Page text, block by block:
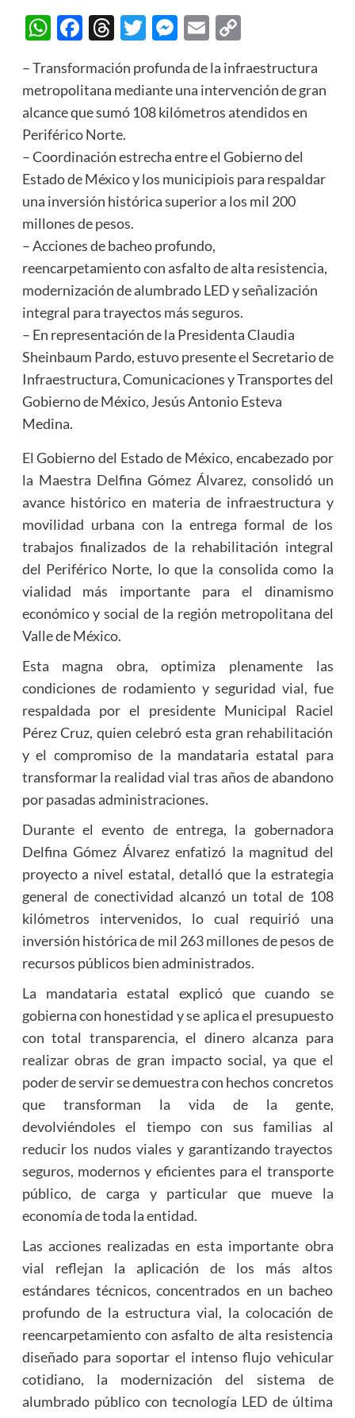
WhatsApp
Facebook
Threads
Twitter
Messenger
EmailCopy
– Transformación profunda de la infraestructura
metropolitana mediante una intervención de gran
alcance que sumó 108 kilómetros atendidos en
Periférico Norte.
– Coordinación estrecha entre el Gobierno del
Estado de México y los municipiois para respaldar
una inversión histórica superior a los mil 200
millones de pesos.
– Acciones de bacheo profundo,
reencarpetamiento con asfalto de alta resistencia,
modernización de alumbrado LED y señalización
integral para trayectos más seguros.
– En representación de la Presidenta Claudia
Sheinbaum Pardo, estuvo presente el Secretario de
Infraestructura, Comunicaciones y Transportes del
Gobierno de México, Jesús Antonio Esteva
Medina.
El Gobierno del Estado de México, encabezado por
la Maestra Delfina Gómez Álvarez, consolidó un
avance histórico en materia de infraestructura y
movilidad urbana con la entrega formal de los
trabajos finalizados de la rehabilitación integral
del Periférico Norte, lo que la consolida como la
vialidad más importante para el dinamismo
económico y social de la región metropolitana del
Valle de México.
Esta magna obra, optimiza plenamente las
condiciones de rodamiento y seguridad vial, fue
respaldada por el presidente Municipal Raciel
Pérez Cruz, quien celebró esta gran rehabilitación
y el compromiso de la mandataria estatal para
transformar la realidad vial tras años de abandono
por pasadas administraciones.
Durante el evento de entrega, la gobernadora
Delfina Gómez Álvarez enfatizó la magnitud del
proyecto a nivel estatal, detalló que la estrategia
general de conectividad alcanzó un total de 108
kilómetros intervenidos, lo cual requirió una
inversión histórica de mil 263 millones de pesos de
recursos públicos bien administrados.
La mandataria estatal explicó que cuando se
gobierna con honestidad y se aplica el presupuesto
con total transparencia, el dinero alcanza para
realizar obras de gran impacto social, ya que el
poder de servir se demuestra con hechos concretos
que transforman la vida de la gente,
devolviéndoles el tiempo con sus familias al
reducir los nudos viales y garantizando trayectos
seguros, modernos y eficientes para el transporte
público, de carga y particular que mueve la
economía de toda la entidad.
Las acciones realizadas en esta importante obra
vial reflejan la aplicación de los más altos
estándares técnicos, concentrados en un bacheo
profundo de la estructura vial, la colocación de
reencarpetamiento con asfalto de alta resistencia
diseñado para soportar el intenso flujo vehicular
cotidiano, la modernización del sistema de
alumbrado público con tecnología LED de última